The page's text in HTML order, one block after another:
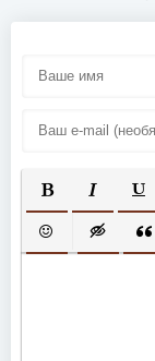
ПОЛУЖИРНЫЙ
КУРСИВ
ВСТАВИТЬ